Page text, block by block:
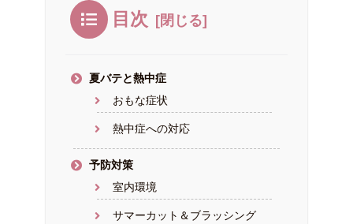
目次
夏バテと熱中症
おもな症状
熱中症への対応
予防対策
室内環境
サマーカット＆ブラッシング